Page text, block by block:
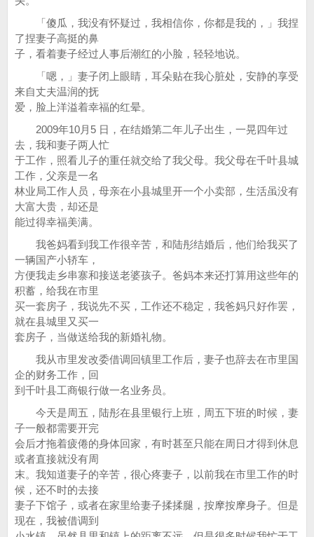
「傻瓜，我没有怀疑过，我相信你，你都是我的，」我捏
了捏妻子高挺的鼻
子，看着妻子经过人事后潮红的小脸，轻轻地说。
「嗯，」妻子闭上眼睛，耳朵贴在我心脏处，安静的享受
来自丈夫温润的抚
爱，脸上洋溢着幸福的红晕。
2009年10月5 日，在结婚第二年儿子出生，一晃四年过
去，我和妻子两人忙
于工作，照看儿子的重任就交给了我父母。我父母在千叶县城
工作，父亲是一名
林业局工作人员，母亲在小县城里开一个小卖部，生活虽没有
大富大贵，却还是
能过得幸福美满。
我爸妈看到我工作很辛苦，和陆彤结婚后，他们给我买了
一辆国产小轿车，
方便我走乡串寨和接送老婆孩子。爸妈本来还打算用这些年的
积蓄，给我在市里
买一套房子，我说先不买，工作还不稳定，我爸妈只好作罢，
就在县城里又买一
套房子，当做送给我的新婚礼物。
我从市里发改委借调回镇里工作后，妻子也辞去在市里国
企的财务工作，回
到千叶县工商银行做一名业务员。
今天是周五，陆彤在县里银行上班，周五下班的时候，妻
子一般都需要开完
会后才拖着疲倦的身体回家，有时甚至只能在周日才得到休息
或者直接就没有周
末。我知道妻子的辛苦，很心疼妻子，以前我在市里工作的时
候，还不时的去接
妻子下馆子，或者在家里给妻子揉揉腿，按摩按摩身子。但是
现在，我被借调到